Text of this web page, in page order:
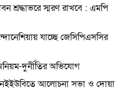
শ্রদ্ধাভরে স্মরণ রাখবে : এমপি
যাচ্ছে জেসিপিএসসির
দুর্নীতির অভিযোগ
আলোচনা সভা ও দোয়া